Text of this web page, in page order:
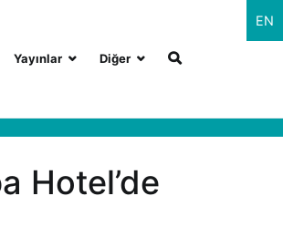
EN
Yayınlar Diğer
Hotel’de